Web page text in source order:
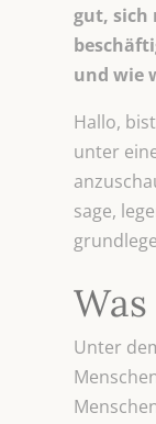
gut, sich
und wie
Hallo,
unter
sage,
Unter